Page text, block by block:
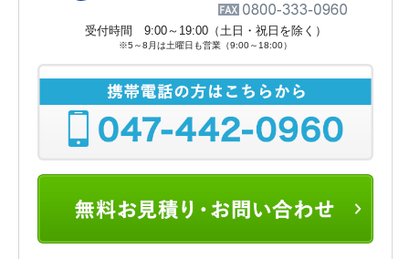
受付時間 9:00～19:00（土日・祝日を除く）
※5～8月は土曜日も営業（9:00～18:00）